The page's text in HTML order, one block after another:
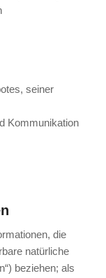
seiner
Kommunikation
die
natürliche
beziehen; als